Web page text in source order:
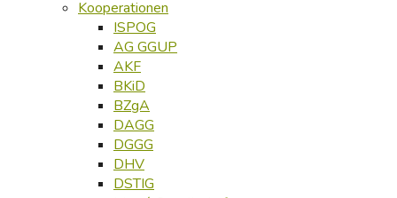
Kooperationen
ISPOG
AG GGUP
AKF
BKiD
BZgA
DAGG
DGGG
DHV
DSTIG